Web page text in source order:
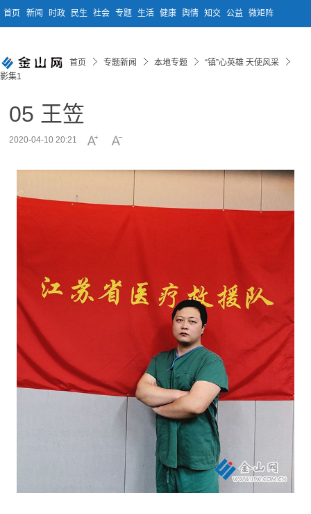
首页 新闻 时政 民生 社会 专题 生活 健康 舆情 知交 公益 微矩阵
首页 专题新闻 本地专题
“镇”心英雄 天使风采
影集1
05 王笠
2020-04-10 20:21